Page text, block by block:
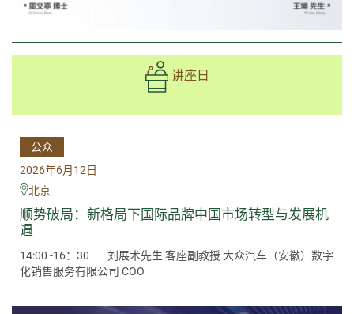
讲座日
公众
2026年6月12日
北京
顺势破局：新格局下国际品牌中国市场转型与发展机
遇
14:00 -16：30
刘展术先生 客座副教授 大众汽车（安徽）数字
化销售服务有限公司 COO